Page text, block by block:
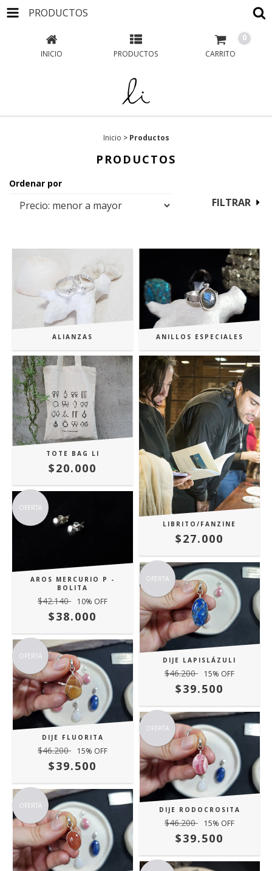
PRODUCTOS
INICIO PRODUCTOS CARRITO
0
Inicio > Productos
PRODUCTOS
Ordenar por
FILTRAR
ALIANZAS ANILLOS ESPECIALES
TOTE BAG LI
$20.000
LIBRITO/FANZINE
$27.000
OFERTA
AROS MERCURIO P -
BOLITA
$42.140 10% OFF
$38.000
OFERTA
DIJE LAPISLÁZULI
$46.200 15% OFF
$39.500
OFERTA
DIJE FLUORITA
$46.200 15% OFF
$39.500
OFERTA
DIJE RODOCROSITA
$46.200 15% OFF
$39.500
OFERTA